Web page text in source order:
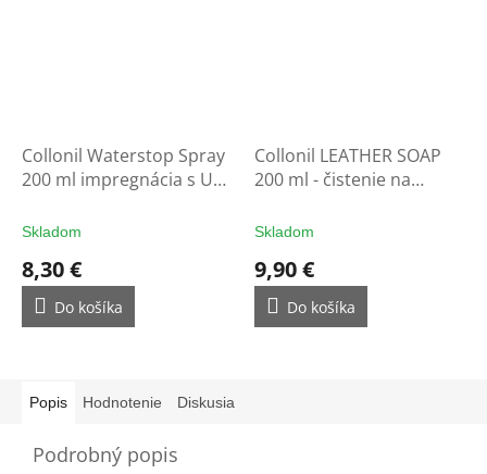
Collonil Waterstop Spray
200 ml impregnácia s UV
rukavice
Skladom
8,30 €
Do košíka
Collonil LEATHER SOAP
200 ml - čistenie na
Skladom
9,90 €
Do košíka
Popis Hodnotenie Diskusia
Podrobný popis